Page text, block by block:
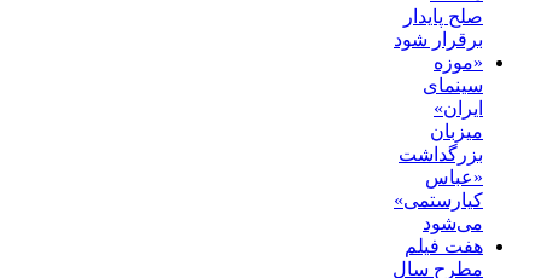
صلح پایدار
برقرار شود
«موزه
سینمای
ایران»
میزبان
بزرگداشت
«عباس
کیارستمی»
می‌شود
هفت فیلم
مطرح سال